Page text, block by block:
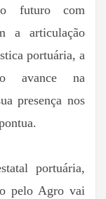
futuro com
a articulação
portuária, a
avance na
presença nos
portuária,
pelo Agro vai